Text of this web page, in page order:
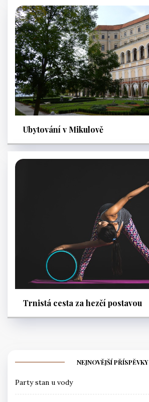
Ubytování v Mikulově
Trnistá cesta za hezčí postavou
NEJNOVĚJŠÍ PŘÍSPĚVKY
Party stan u vody